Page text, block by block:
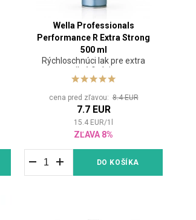
Wella Professionals
Performance R Extra Strong
500 ml
Rýchloschnúci lak pre extra
silnú fixáciu
cena pred zľavou:8.4 EUR
7.7 EUR
15.4 EUR/1
ZĽAVA 8%
DO KOŠÍKA